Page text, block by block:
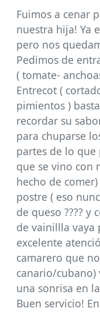
Fuimos a cenar
nuestra hija! Ya
pero nos
Pedimos de
( tomate-
Entrecot (
pimientos )
recordar su
para chuparse
partes de lo que
que se vino con
hecho de
postre ( eso
de queso ???? y
de vainillla vaya
excelente
camarero que
canario/cubano)
una sonrisa en
Buen servicio!